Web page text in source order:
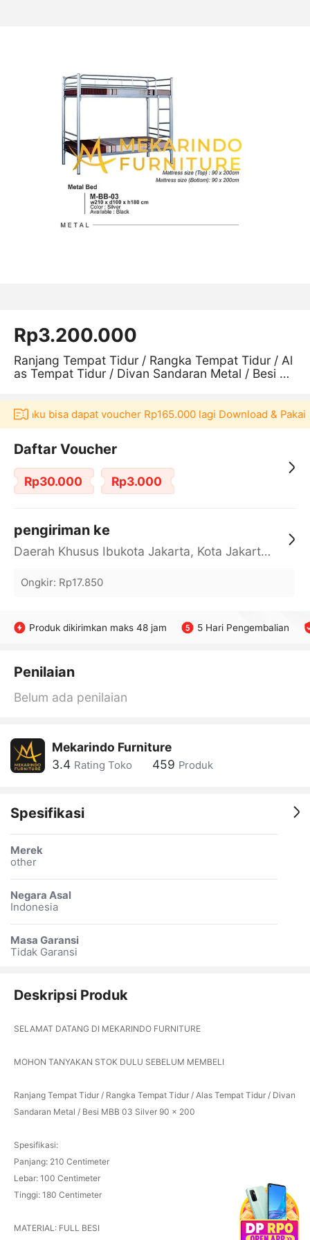
Rp3.200.000
Ranjang Tempat Tidur / Rangka Tempat Tidur / Al
as Tempat Tidur / Divan Sandaran Metal / Besi M
bisa dapat voucher Rp165.000 lagi Download & Pakai
Daftar Voucher
Rp30.000 Rp3.000
pengiriman ke
Daerah Khusus Ibukota Jakarta, Kota Jakarta Barat, Cengkareng, yy
Ongkir: Rp17.850
Produk dikirimkan maks 48 jam 5 Hari Pengembalian
Penilaian
Belum ada penilaian
Mekarindo Furniture
3.4 Rating Toko 459 Produk
Spesifikasi
Merek
other
Negara Asal
Indonesia
Masa Garansi
Tidak Garansi
Deskripsi Produk
SELAMAT DATANG DI MEKARINDO FURNITURE
MOHON TANYAKAN STOK DULU SEBELUM MEMBELI
Ranjang Tempat Tidur / Rangka Tempat Tidur / Alas Tempat Tidur / Divan
Sandaran Metal / Besi MBB 03 Silver 90 x 200
Spesifikasi:
Panjang: 210 Centimeter
Lebar: 100 Centimeter
Tinggi: 180 Centimeter
MATERIAL: FULL BESI